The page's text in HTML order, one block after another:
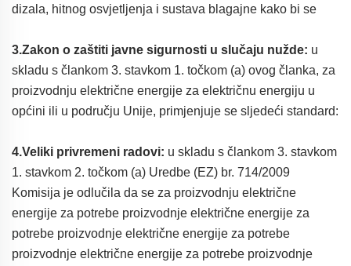
dizala, hitnog osvjetljenja i sustava blagajne kako bi se
3.Zakon o zaštiti javne sigurnosti u slučaju nužde: u
skladu s člankom 3. stavkom 1. točkom (a) ovog članka, za
proizvodnju električne energije za električnu energiju u
općini ili u području Unije, primjenjuje se sljedeći standard:
4.Veliki privremeni radovi: u skladu s člankom 3. stavkom
1. stavkom 2. točkom (a) Uredbe (EZ) br. 714/2009
Komisija je odlučila da se za proizvodnju električne
energije za potrebe proizvodnje električne energije za
potrebe proizvodnje električne energije za potrebe
proizvodnje električne energije za potrebe proizvodnje